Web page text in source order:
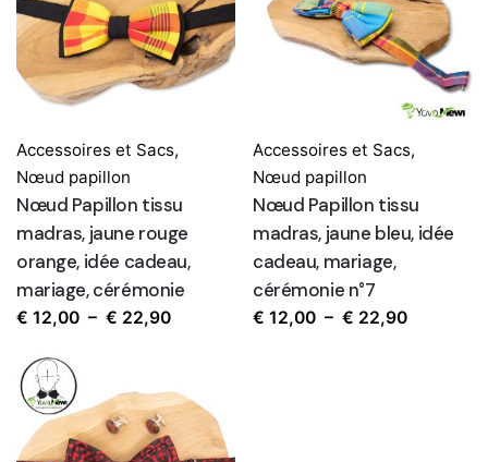
Accessoires et Sacs,
Nœud papillon
Nœud Papillon tissu
madras, jaune rouge
orange, idée cadeau,
mariage, cérémonie
€ 12,00 – € 22,90Plage
€ 12,00
€ 22,90
Accessoires et Sacs,
Nœud papillon
Nœud Papillon tissu
madras, jaune bleu, idée
cadeau, mariage,
cérémonie n°7
€ 12,00 – € 22,90Plage